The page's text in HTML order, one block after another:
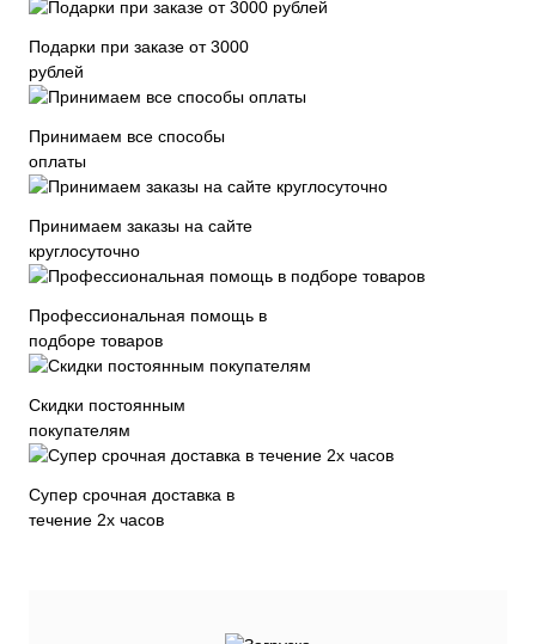
Подарки при заказе от 3000
рублей
Принимаем все способы
оплаты
Принимаем заказы на сайте
круглосуточно
Профессиональная помощь в
подборе товаров
Скидки постоянным
покупателям
Супер срочная доставка в
течение 2х часов